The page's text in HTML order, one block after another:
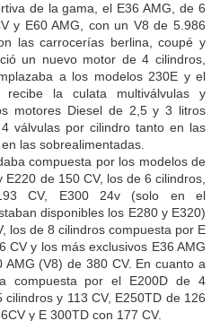
de la gama, el E36 AMG, de 6
y E60 AMG, con un V8 de 5.986
las carrocerías berlina, coupé y
un nuevo motor de 4 cilindros,
a los modelos 230E y el
la culata multiválvulas y
motores Diesel de 2,5 y 3 litros
válvulas por cilindro tanto en las
las sobrealimentadas.
compuesta por los modelos de
de 150 CV, los de 6 cilindros,
CV, E300 24v (solo en el
disponibles los E280 y E320)
los de 8 cilindros compuesta por E
CV y los más exclusivos E36 AMG
(V8) de 380 CV. En cuanto a
compuesta por el E200D de 4
y 113 CV, E250TD de 126
y E 300TD con 177 CV.